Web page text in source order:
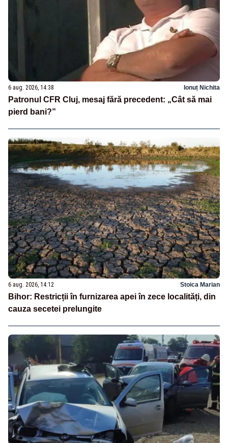
6 aug. 2026, 14:38 Ionuț Nichita
Patronul CFR Cluj, mesaj fără precedent: „Cât să mai
pierd bani?”
6 aug. 2026, 14:12 Stoica Marian
Bihor: Restricții în furnizarea apei în zece localități, din
cauza secetei prelungite